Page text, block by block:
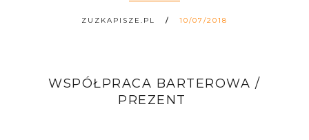
ZUZKAPISZE.PL 10/07/2018
WSPÓŁPRACA BARTEROWA /
PREZENT